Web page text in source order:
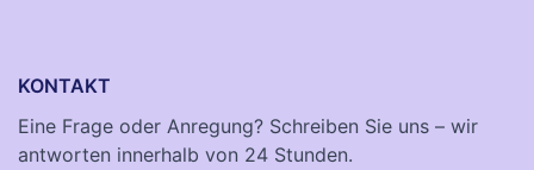
KONTAKT
Eine Frage oder Anregung? Schreiben Sie uns – wir
antworten innerhalb von 24 Stunden.